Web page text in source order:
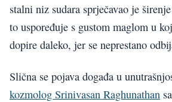
stalni niz sudara sprječavao je
to uspoređuje s gustom maglom u
dopire daleko, jer se neprestano
Slična se pojava događa u
kozmolog Srinivasan Raghunathan